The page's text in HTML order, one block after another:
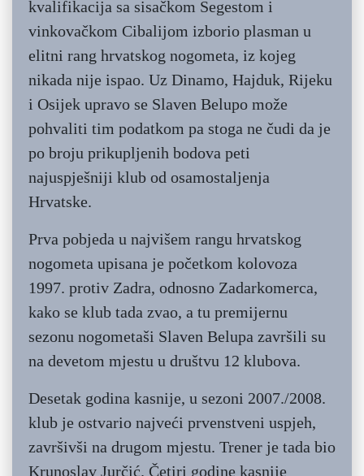
kvalifikacija sa sisačkom Segestom i
vinkovačkom Cibalijom izborio plasman u
elitni rang hrvatskog nogometa, iz kojeg
nikada nije ispao. Uz Dinamo, Hajduk, Rijeku
i Osijek upravo se Slaven Belupo može
pohvaliti tim podatkom pa stoga ne čudi da je
po broju prikupljenih bodova peti
najuspješniji klub od osamostaljenja
Hrvatske.
Prva pobjeda u najvišem rangu hrvatskog
nogometa upisana je početkom kolovoza
1997. protiv Zadra, odnosno Zadarkomerca,
kako se klub tada zvao, a tu premijernu
sezonu nogometaši Slaven Belupa završili su
na devetom mjestu u društvu 12 klubova.
Desetak godina kasnije, u sezoni 2007./2008.
klub je ostvario najveći prvenstveni uspjeh,
završivši na drugom mjestu. Trener je tada bio
Krunoslav Jurčić. Četiri godine kasnije